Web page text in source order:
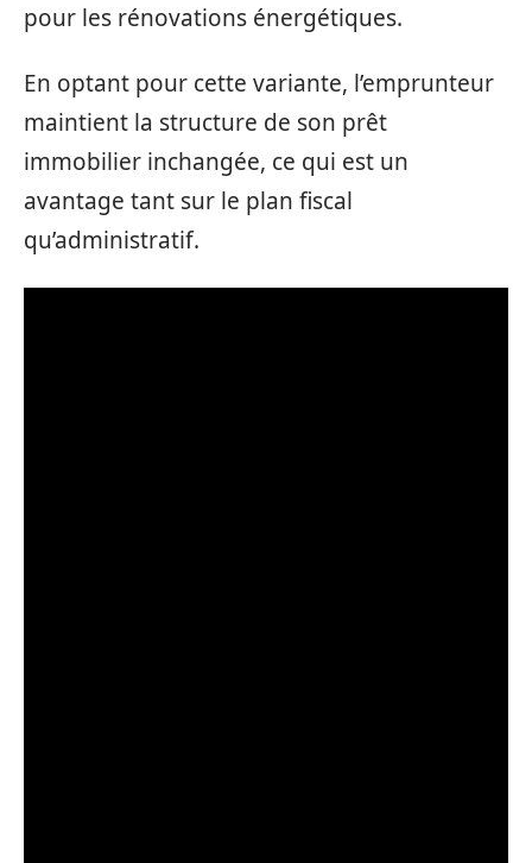
pour les rénovations énergétiques.
En optant pour cette variante, l’emprunteur
maintient la structure de son prêt
immobilier inchangée, ce qui est un
avantage tant sur le plan fiscal
qu’administratif.